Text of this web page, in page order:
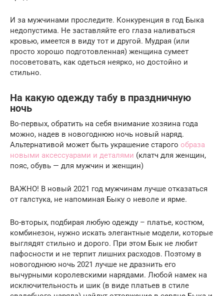
И за мужчинами проследите. Конкуренция в год Быка
недопустима. Не заставляйте его глаза наливаться
кровью, имеется в виду тот и другой. Мудрая (или
просто хорошо подготовленная) женщина сумеет
посоветовать, как одеться неярко, но достойно и
стильно.
На какую одежду табу в праздничную
ночь
Во-первых, обратить на себя внимание хозяина года
можно, надев в новогоднюю ночь новый наряд.
Альтернативой может быть украшение старого образа
новыми аксессуарами и деталями (клатч для женщин,
пояс, обувь — для мужчин и женщин)
ВАЖНО! В новый 2021 год мужчинам лучше отказаться
от галстука, не напоминая Быку о неволе и ярме.
Во-вторых, подбирая любую одежду – платье, костюм,
комбинезон, нужно искать элегантные модели, которые
выглядят стильно и дорого. При этом Бык не любит
пафосности и не терпит лишних расходов. Поэтому в
новогоднюю ночь 2021 лучше не дразнить его
вычурными королевскими нарядами. Любой намек на
исключительность и шик (в виде платьев в стиле